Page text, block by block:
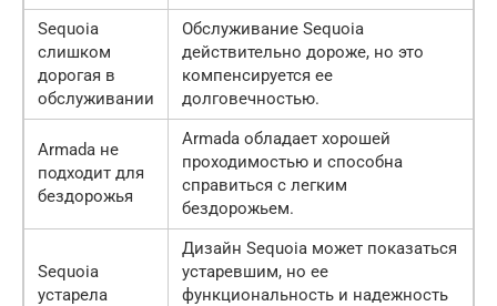
Sequoia
слишком
дорогая в
обслуживании
Обслуживание Sequoia
действительно дороже, но это
компенсируется ее
долговечностью.
Armada не
подходит для
бездорожья
Armada обладает хорошей
проходимостью и способна
справиться с легким
бездорожьем.
Sequoia
устарела
Дизайн Sequoia может показаться
устаревшим, но ее
функциональность и надежность